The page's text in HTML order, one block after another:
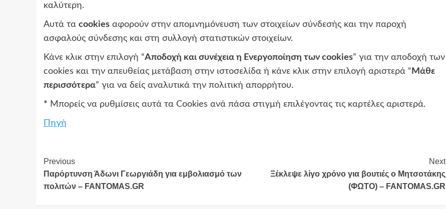
καλύτερη.
Αυτά τα cookies αφορούν στην απομνημόνευση των στοιχείων σύνδεσής και την παροχή
ασφαλούς σύνδεσης και στη συλλογή στατιστικών στοιχείων.
Κάνε κλικ στην επιλογή “Αποδοχή και συνέχεια η Ενεργοποίηση των cookies” για την αποδοχή των
cookies και την απευθείας μετάβαση στην ιστοσελίδα ή κάνε κλικ στην επιλογή αριστερά “ Μάθε
περισσότερα” για να δείς αναλυτικά την πολιτική απορρήτου.
* Μπορείς να ρυθμίσεις αυτά τα Cookies ανά πάσα στιγμή επιλέγοντας τις καρτέλες αριστερά.
Πηγή
Continue
Reading
Previous
Παρόρτυνση Άδωνι Γεωργιάδη για εμβολιασμό των
πολιτών – FANTOMAS.GR
Next
Ξέκλεψε λίγο χρόνο για βουτιές ο Μητσοτάκης
(ΦΩΤΟ) – FANTOMAS.GR